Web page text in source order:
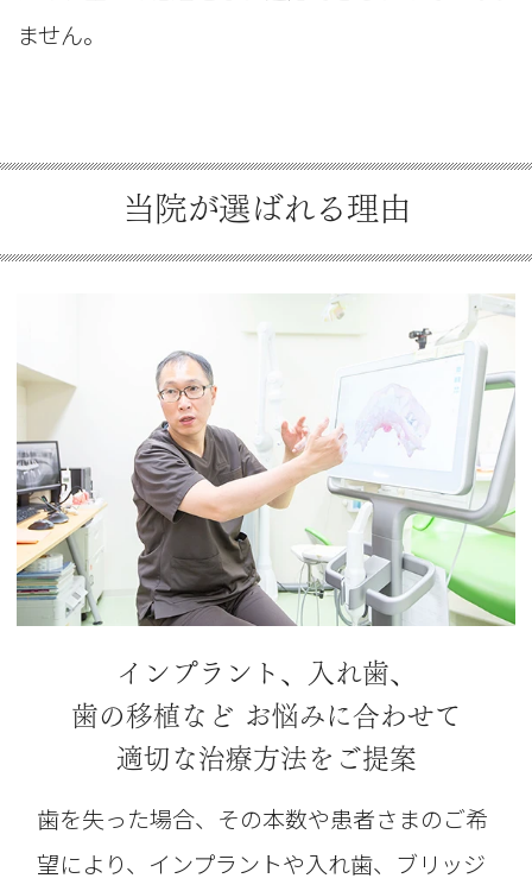
ません。
当院が選ばれる理由
インプラント、入れ歯、
歯の移植など お悩みに合わせて
適切な治療方法をご提案
歯を失った場合、その本数や患者さまのご希
望により、インプラントや入れ歯、ブリッジ